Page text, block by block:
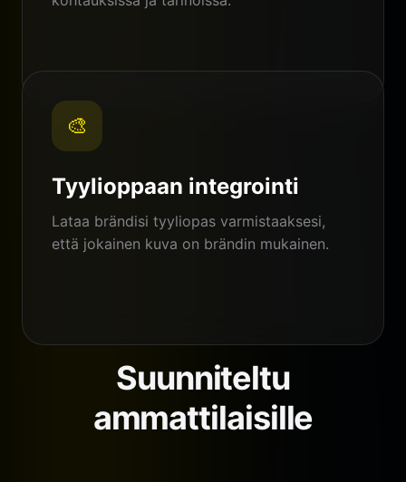
🎨
Tyylioppaan integrointi
Lataa brändisi tyyliopas varmistaaksesi,
että jokainen kuva on brändin mukainen.
Suunniteltu
ammattilaisille